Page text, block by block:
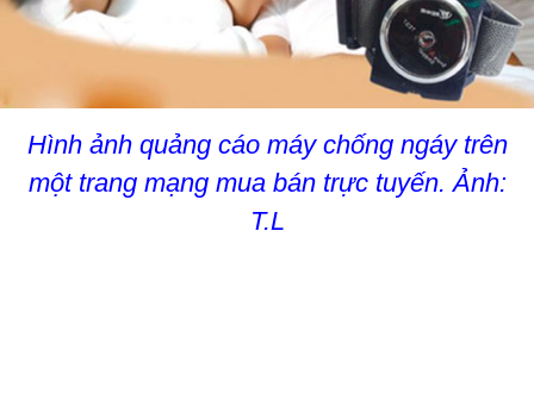
Hình ảnh quảng cáo máy chống ngáy trên
một trang mạng mua bán trực tuyến. Ảnh:
T.L